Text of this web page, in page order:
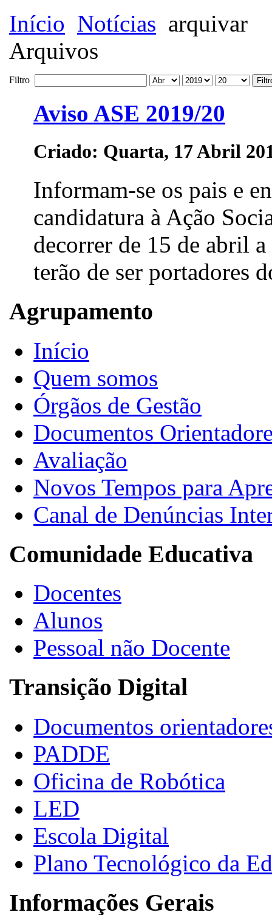
Início Notícias arquivar
Arquivos
Filtro
Aviso ASE 2019/20
Criado: Quarta, 17 Abril
Informam-se os pais e
candidatura à Ação
decorrer de 15 de abril
terão de ser portadores
Agrupamento
Início
Quem somos
Órgãos de Gestão
Documentos
Avaliação
Novos Tempos para
Canal de Denúncias
Comunidade Educativa
Docentes
Alunos
Pessoal não Docente
Transição Digital
Documentos
PADDE
Oficina de Robótica
LED
Escola Digital
Plano Tecnológico da
Informações Gerais